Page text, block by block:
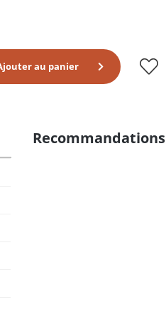
au panier
Recommandations